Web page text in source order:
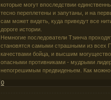
которые могут впоследствии
тесно переплетены и запутаны, и на
сам может видеть, куда приведут все
дороге истории.
Немногие последователи Тзинча
становятся самыми страшными из всех
качествами бойца, и высшим
опасными противниками - мудрыми
непогрешимым предвиденьем. Как можно
0